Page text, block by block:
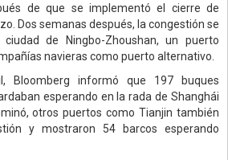
de que se implementó el cierre de
Dos semanas después, la congestión se
de Ningbo-Zhoushan, un puerto
navieras como puerto alternativo.
Bloomberg informó que 197 buques
esperando en la rada de Shanghái
otros puertos como Tianjin también
y mostraron 54 barcos esperando